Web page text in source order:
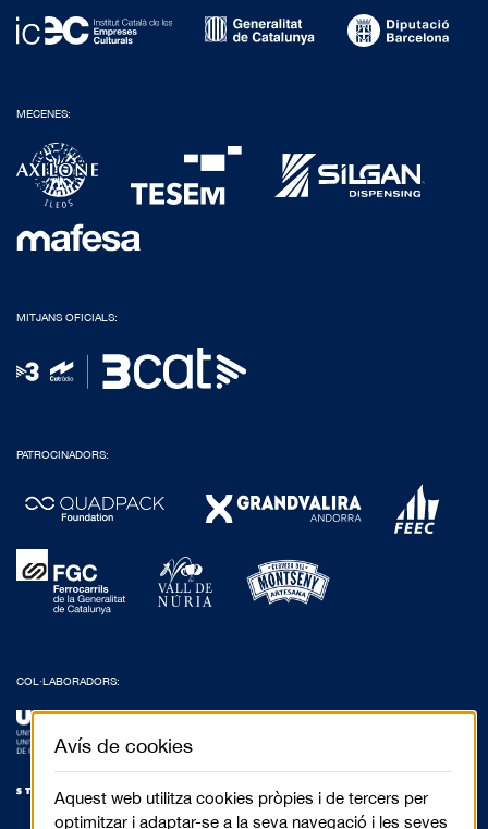
MECENES:
MITJANS OFICIALS:
PATROCINADORS:
COL·LABORADORS:
Avís de cookies
Aquest web utilitza cookies pròpies i de tercers per
optimitzar i adaptar-se a la seva navegació i les seves